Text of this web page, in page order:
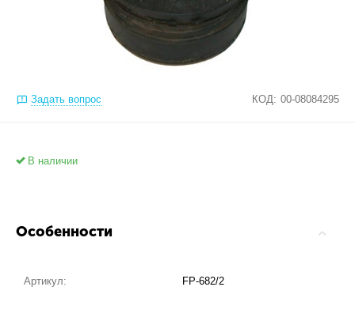
Задать вопрос КОД: 00-08084295
В наличии
Особенности
Артикул: FP-682/2